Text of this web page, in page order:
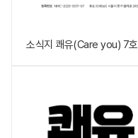
소식지 쾌유(Care you) 7호